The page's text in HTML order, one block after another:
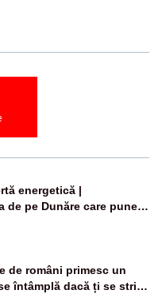
energetică |
de pe Dunăre care pune
Cernavodă era
de români primesc un
întâmplă dacă ți se strică